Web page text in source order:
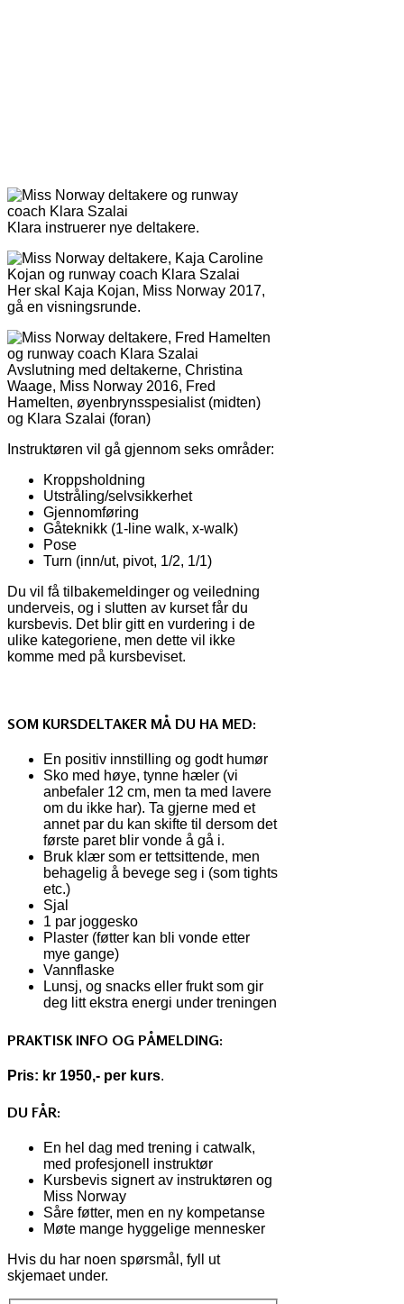
Klara instruerer nye deltakere.
Her skal Kaja Kojan, Miss Norway 2017,
gå en visningsrunde.
Avslutning med deltakerne, Christina
Waage, Miss Norway 2016, Fred
Hamelten, øyenbrynsspesialist (midten)
og Klara Szalai (foran)
Instruktøren vil gå gjennom seks områder:
Kroppsholdning
Utstråling/selvsikkerhet
Gjennomføring
Gåteknikk (1-line walk, x-walk)
Pose
Turn (inn/ut, pivot, 1/2, 1/1)
Du vil få tilbakemeldinger og veiledning
underveis, og i slutten av kurset får du
kursbevis. Det blir gitt en vurdering i de
ulike kategoriene, men dette vil ikke
komme med på kursbeviset.
SOM KURSDELTAKER MÅ DU HA MED:
En positiv innstilling og godt humør
Sko med høye, tynne hæler (vi
anbefaler 12 cm, men ta med lavere
om du ikke har). Ta gjerne med et
annet par du kan skifte til dersom det
første paret blir vonde å gå i.
Bruk klær som er tettsittende, men
behagelig å bevege seg i (som tights
etc.)
Sjal
1 par joggesko
Plaster (føtter kan bli vonde etter
mye gange)
Vannflaske
Lunsj, og snacks eller frukt som gir
deg litt ekstra energi under treningen
PRAKTISK INFO OG PÅMELDING:
Pris: kr 1950,- per kurs.
DU FÅR:
En hel dag med trening i catwalk,
med profesjonell instruktør
Kursbevis signert av instruktøren og
Miss Norway
Såre føtter, men en ny kompetanse
Møte mange hyggelige mennesker
Hvis du har noen spørsmål, fyll ut
skjemaet under.